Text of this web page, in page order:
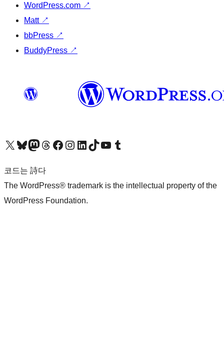
WordPress.com ↗
Matt ↗
bbPress ↗
BuddyPress ↗
X(이전 트위터) 계정 방문하기블루스카이 계정 방문하기마스토돈 계정 방문하기스레드 계정 방문하기 페이스북 페이지 방문하기인스타그램 계정 방문하기 LinkedIn 계정 방문하기틱톡 계정 방문하기유튜브 채널 방문하기 텀블러 계정 방문하기
코드는 詩다
The WordPress® trademark is the intellectual property of the
WordPress Foundation.